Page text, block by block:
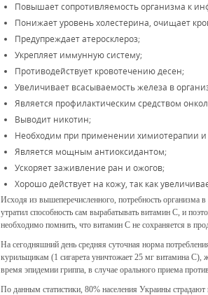
Повышает сопротивляемость организма к
Понижает уровень холестерина, очищает
Предупреждает атеросклероз;
Укрепляет иммунную систему;
Противодействует кровотечению десен;
Увеличивает всасываемость железа в
Является профилактическим средством
Выводит никотин;
Необходим при применении химиотерапии и
Является мощным антиоксидантом;
Ускоряет заживление ран и ожогов;
Хорошо действует на кожу, так как
Исходя из вышеперечисленного, потребность
утратил способность сам вырабатывать витамин С, и
необходимо помнить, что витамин С не сохраняется в
На сегодняшний день средняя суточная норма
курильщикам (1 сигарета уничтожает 25 мг витамина С),
время эпидемии гриппа, в случае орального приема
По данным статистики, 80% населения Украины